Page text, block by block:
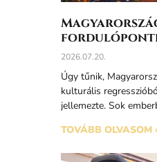
2026.07.20.
Úgy tűnik,
kulturális
jellemezte. Sok
TOVÁBB OLVASOM